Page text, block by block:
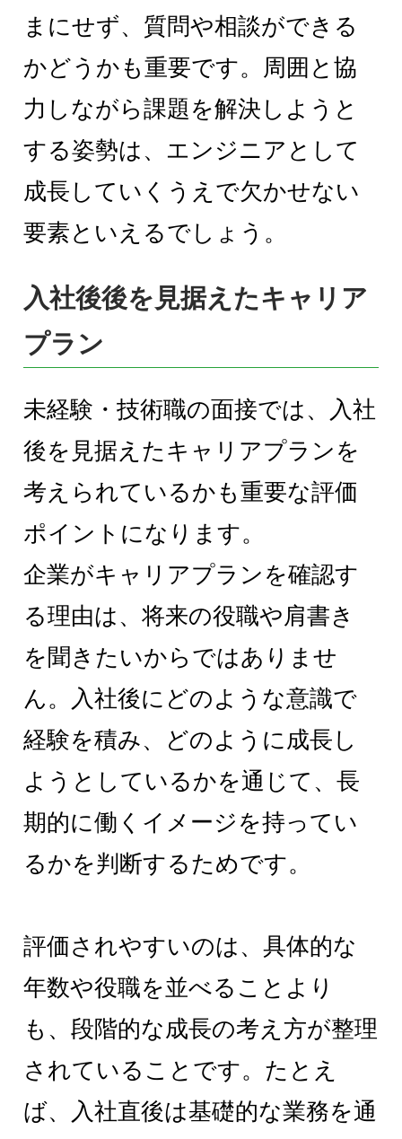
まにせず、質問や相談ができる
かどうかも重要です。周囲と協
力しながら課題を解決しようと
する姿勢は、エンジニアとして
成長していくうえで欠かせない
要素といえるでしょう。
入社後後を見据えたキャリア
プラン
未経験・技術職の面接では、入社
後を見据えたキャリアプランを
考えられているかも重要な評価
ポイントになります。
企業がキャリアプランを確認す
る理由は、将来の役職や肩書き
を聞きたいからではありませ
ん。入社後にどのような意識で
経験を積み、どのように成長し
ようとしているかを通じて、長
期的に働くイメージを持ってい
るかを判断するためです。
評価されやすいのは、具体的な
年数や役職を並べることより
も、段階的な成長の考え方が整理
されていることです。たとえ
ば、入社直後は基礎的な業務を通